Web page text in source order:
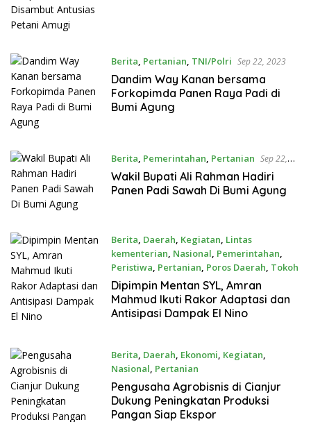
Berita, Pertanian, TNI/Polri Sep 22, 2023
Dandim Way Kanan bersama
Forkopimda Panen Raya Padi di
Bumi Agung
Berita, Pemerintahan, Pertanian Sep 22,
2023
Wakil Bupati Ali Rahman Hadiri
Panen Padi Sawah Di Bumi Agung
Berita, Daerah, Kegiatan, Lintas
kementerian, Nasional, Pemerintahan,
Peristiwa, Pertanian, Poros Daerah, Tokoh
Mei 24, 2023
Dipimpin Mentan SYL, Amran
Mahmud Ikuti Rakor Adaptasi dan
Antisipasi Dampak El Nino
Berita, Daerah, Ekonomi, Kegiatan,
Nasional, Pertanian
Mei 19, 2023
Pengusaha Agrobisnis di Cianjur
Dukung Peningkatan Produksi
Pangan Siap Ekspor